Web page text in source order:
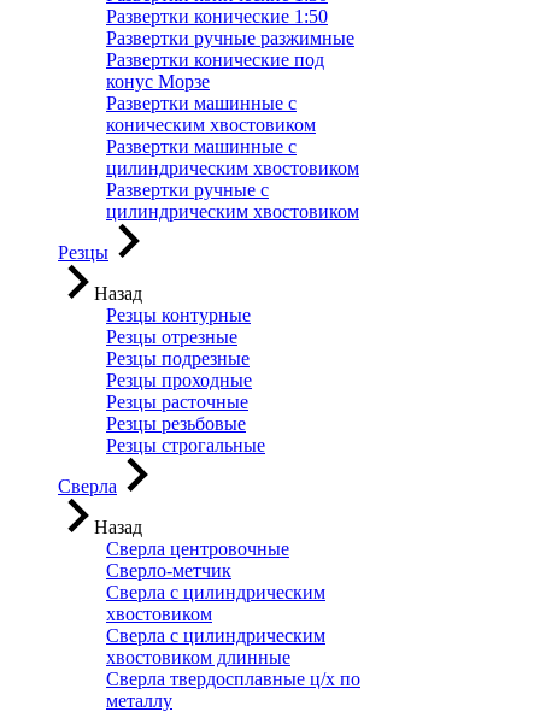
Развертки конические 1:50
Развертки ручные разжимные
Развертки конические под
конус Морзе
Развертки машинные с
коническим хвостовиком
Развертки машинные с
цилиндрическим хвостовиком
Развертки ручные с
цилиндрическим хвостовиком
Резцы
Назад
Резцы контурные
Резцы отрезные
Резцы подрезные
Резцы проходные
Резцы расточные
Резцы резьбовые
Резцы строгальные
Сверла
Назад
Сверла центровочные
Сверло-метчик
Сверла с цилиндрическим
хвостовиком
Сверла с цилиндрическим
хвостовиком длинные
Сверла твердосплавные ц/х по
металлу